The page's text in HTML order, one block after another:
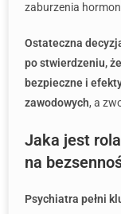
zaburzenia
Ostateczna
po stwierdzeniu,
bezpieczne i
zawodowych, a
Jaka jest
na
Psychiatra pełni